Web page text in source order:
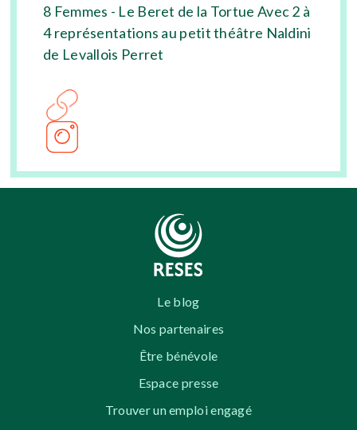
8 Femmes - Le Beret de la Tortue Avec 2 à
4 représentations au petit théâtre Naldini
de Levallois Perret
Le blog
Nos partenaires
Être bénévole
Espace presse
Trouver un emploi engagé